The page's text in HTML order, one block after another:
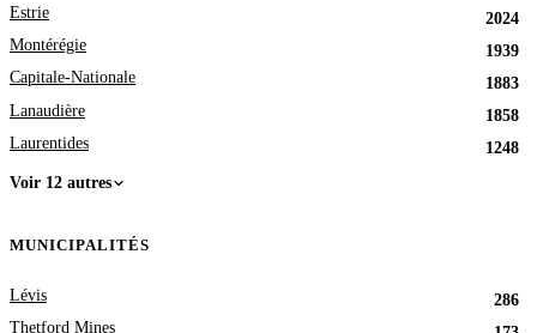
Estrie
2024
Montérégie
1939
Capitale-Nationale
1883
Lanaudière
1858
Laurentides
1248
Voir 12 autres
MUNICIPALITÉS
Lévis
286
Thetford Mines